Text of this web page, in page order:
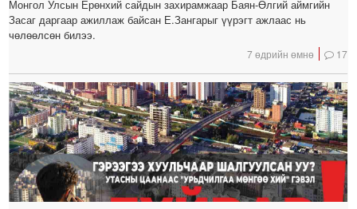
Монгол Улсын Ерөнхий сайдын захирамжаар Баян-Өлгий аймгийн
Засаг даргаар ажиллаж байсан Е.Зангарыг үүрэгт ажлаас нь
чөлөөлсөн билээ.
7 өдрийн өмнө 17